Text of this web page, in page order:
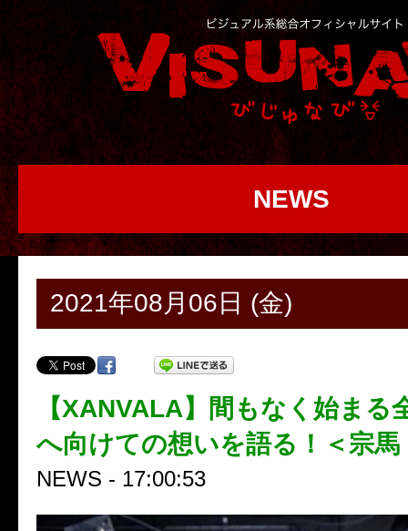
NEWS
2021年08月06日 (金)
【XANVALA】間もなく始まる
へ向けての想いを語る！＜宗馬
NEWS - 17:00:53